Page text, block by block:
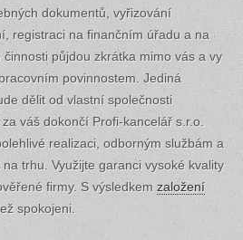
dokumentů, vyřizování
registraci na finančním úřadu a na
půjdou zkrátka mimo vás a vy
povinnostem. Jediná
dělit od vlastní společnosti
váš dokončí Profi-kancelář s.r.o.
realizaci, odborným službám a
trhu. Využijte garanci vysoké kvality
firmy. S výsledkem založení
spokojeni.